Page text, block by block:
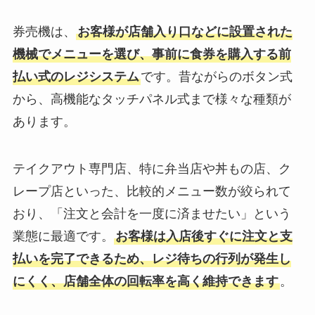
券売機は、 お客様が店舗入り口などに設置された
機械でメニューを選び、事前に食券を購入する前
払い式のレジシステムです。昔ながらのボタン式
から、高機能なタッチパネル式まで様々な種類が
あります。
テイクアウト専門店、特に弁当店や丼もの店、ク
レープ店といった、比較的メニュー数が絞られて
おり、「注文と会計を一度に済ませたい」という
業態に最適です。 お客様は入店後すぐに注文と支
払いを完了できるため、レジ待ちの行列が発生し
にくく、店舗全体の回転率を高く維持できます。